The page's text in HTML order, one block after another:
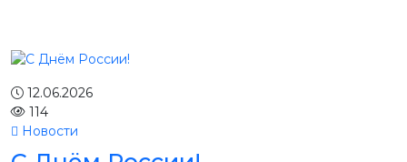
12.06.2026
114
Новости